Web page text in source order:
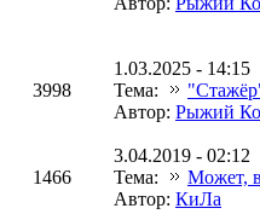
3998
1.03.2025 - 14:15
Тема:
Автор: Рыжий
1466
3.04.2019 - 02:12
Тема:
Может,
Автор: КиЛа